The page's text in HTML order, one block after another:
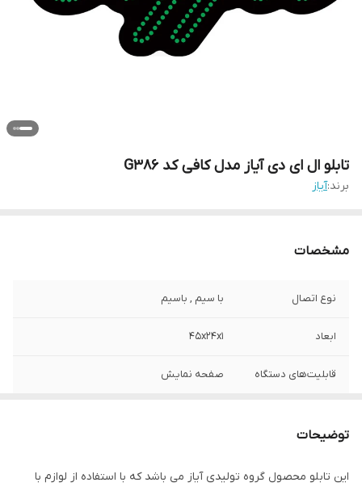
تابلو ال ای دی آیاز مدل کافی کد G386
برند:آیاز
مشخصات
نوع اتصال با سیم , باسیم
ابعاد 45x24x1
قابلیت‌های دستگاه صفحه نمایش
توضیحات
این تابلو محصول گروه تولیدی آیاز می باشد که با استفاده از لوازم با